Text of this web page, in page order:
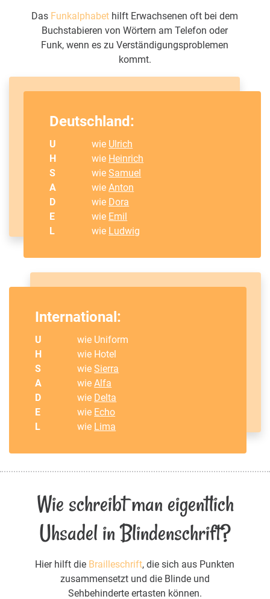
Das Funkalphabet hilft Erwachsenen oft bei dem
Buchstabieren von Wörtern am Telefon oder
Funk, wenn es zu Verständigungsproblemen
kommt.
Deutschland:
U wie Ulrich
H
wie Heinrich
S
wieSamuel
A
wieAnton
D
wie Dora
E
wie Emil
L
wie Ludwig
International:
U
wie Uniform
H
wie Hotel
S
wieSierra
A
wieAlfa
D
wie Delta
E
wie Echo
L
wie Lima
Wie schreibt man eigentlich
Uhsadel in Blindenschrift?
Hier hilft die Brailleschrift, die sich aus Punkten
zusammensetzt und die Blinde und
Sehbehinderte ertasten können.